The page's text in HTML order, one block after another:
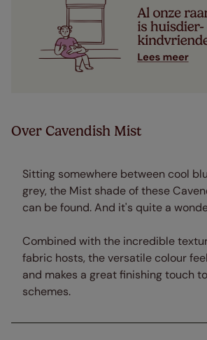
Over Cavendish Mist
Sitting somewhere between cool
grey, the Mist shade of these
can be found. And it's quite a
Combined with the incredible
fabric hosts, the versatile colour
and makes a great finishing touch
schemes.